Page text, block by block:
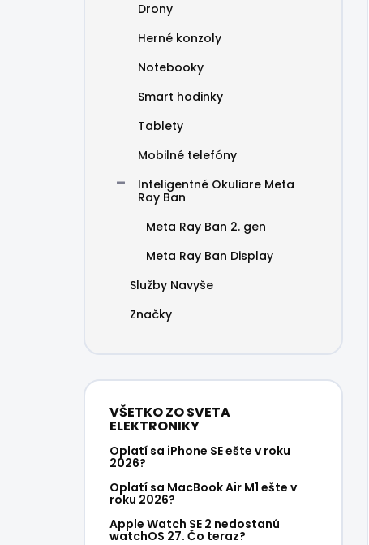
Drony
Herné konzoly
Notebooky
Smart hodinky
Tablety
Mobilné telefóny
Inteligentné Okuliare Meta
Ray Ban
Meta Ray Ban 2. gen
Meta Ray Ban Display
Služby Navyše
Značky
VŠETKO ZO SVETA
ELEKTRONIKY
Oplatí sa iPhone SE ešte v roku
2026?
Oplatí sa MacBook Air M1 ešte v
roku 2026?
Apple Watch SE 2 nedostanú
watchOS 27. Čo teraz?